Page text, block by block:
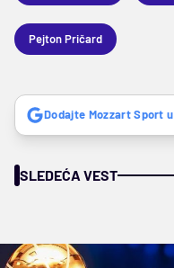
Pejton Pričard
Dodajte Mozzart Sport
SLEDEĆA VEST